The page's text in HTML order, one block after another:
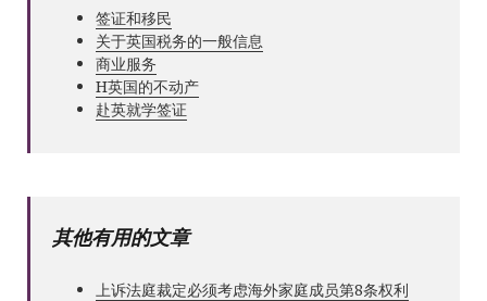
签证和移民
关于英国税务的一般信息
商业服务
Н英国的不动产
赴英就学签证
其他有用的文章
上诉法庭裁定必须考虑海外家庭成员第8条权利